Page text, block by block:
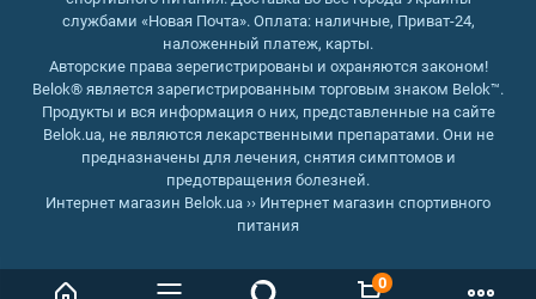
0
по употреблению продукта.
Как доставляют жиросжигатели
в Хмельницком
Создание красивого и спортивного, а главное,
здорового тела отнимает много времени и сил.
Физические нагрузки, система питания, здоровый
превращаются в стиль жизни. Мы поможем
службами «Новая Почта». Оплата: наличные, Приват-24,
наложенный платеж, карты.
Авторские права зерегистрированы и охраняются законом!
Belok® является зарегистрированным торговым знаком Belok™.
Продукты и вся информация о них, представленные на сайте
Belok.ua, не являются лекарственными препаратами. Они не
предназначены для лечения, снятия симптомов и
предотвращения болезней.
Интернет магазин Belok.ua›› Интернет магазин спортивного
питания